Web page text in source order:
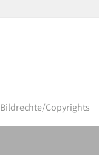
Bildrechte/Copyrights